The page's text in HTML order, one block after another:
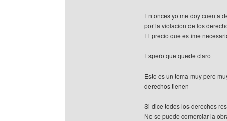
Entonces yo me doy cuenta
por la violacion de los
El precio que estime
Espero que quede claro
Esto es un tema muy pero
derechos tienen
Si dice todos los derechos
No se puede comerciar la